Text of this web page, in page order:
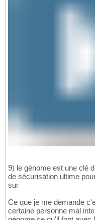
9) le génome est une clé
de sécurisation ultime
sur
Ce que je me demande
certaine personne mal